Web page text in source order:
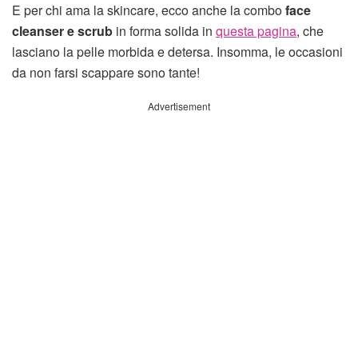
E per chi ama la skincare, ecco anche la comboface
cleanser e scrub in forma solida in questa pagina, che
lasciano la pelle morbida e detersa. Insomma, le occasioni
da non farsi scappare sono tante!
Advertisement